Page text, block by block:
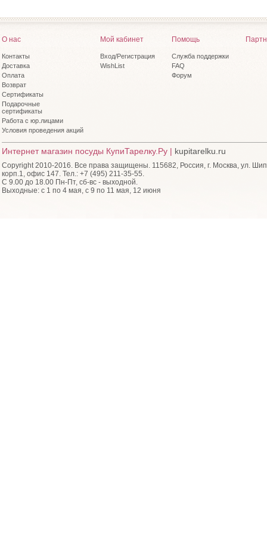
О нас
Контакты
Доставка
Оплата
Возврат
Сертификаты
Подарочные
сертификаты
Работа с юр.лицами
Условия проведения акций
Мой кабинет
Вход/Регистрация
WishList
Помощь
Служба поддержки
FAQ
Форум
Интернет магазин посуды КупиТарелку.Ру | kupitarelku.ru
Copyright 2010-2016. Все права защищены. 115682, Россия, г. Москва, ул.
корп.1, офис 147. Тел.: +7 (495) 211-35-55.
С 9.00 до 18.00 Пн-Пт, сб-вс - выходной.
Выходные: с 1 по 4 мая, с 9 по 11 мая, 12 июня